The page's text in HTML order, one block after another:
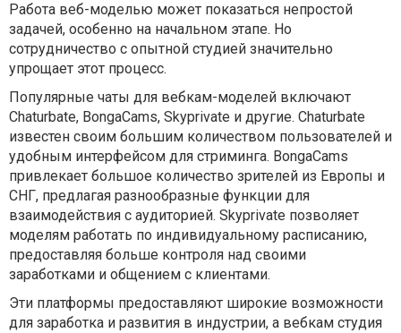
Работа веб-моделью может показаться непростой
задачей, особенно на начальном этапе. Но
сотрудничество с опытной студией значительно
упрощает этот процесс.
Популярные чаты для вебкам-моделей включают
Chaturbate, BongaCams, Skyprivate и другие. Chaturbate
известен своим большим количеством пользователей и
удобным интерфейсом для стриминга. BongaCams
привлекает большое количество зрителей из Европы и
СНГ, предлагая разнообразные функции для
взаимодействия с аудиторией. Skyprivate позволяет
моделям работать по индивидуальному расписанию,
предоставляя больше контроля над своими
заработками и общением с клиентами.
Эти платформы предоставляют широкие возможности
для заработка и развития в индустрии, а вебкам студия